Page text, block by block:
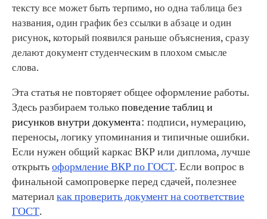
тексту все может быть терпимо, но одна таблица без
названия, один график без ссылки в абзаце и один
рисунок, который появился раньше объяснения, сразу
делают документ студенческим в плохом смысле
слова.
Эта статья не повторяет общее оформление работы.
Здесь разбираем толькоповедение таблиц и
рисунков внутри документа: подписи, нумерацию,
переносы, логику упоминания и типичные ошибки.
Если нужен общий каркас ВКР или диплома, лучше
открытьоформление ВКР по ГОСТ. Если вопрос в
финальной самопроверке перед сдачей, полезнее
материалкак проверить документ на соответствие
ГОСТ.